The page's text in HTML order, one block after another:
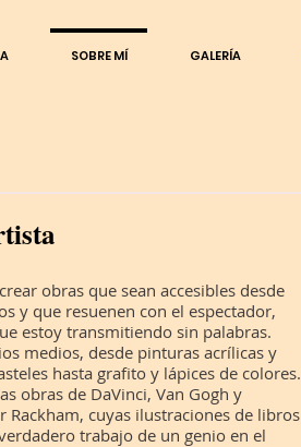
SOBRE MÍ GALERÍA
obras que sean accesibles desde
y que resuenen con el espectador,
estoy transmitiendo sin palabras.
medios, desde pinturas acrílicas y
hasta grafito y lápices de colores.
obras de DaVinci, Van Gogh y
Rackham, cuyas ilustraciones de libros
trabajo de un genio en el